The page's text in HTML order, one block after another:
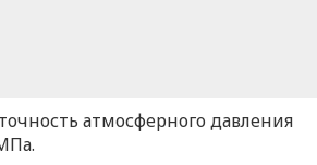
атмосферного давления